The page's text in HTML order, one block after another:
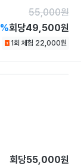
55,000원
%회당49,500원
1회 체험 22,000원
회당55,000원